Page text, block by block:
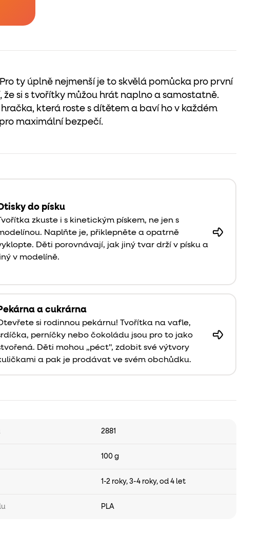
ty úplně nejmenší je to skvělá pomůcka pro první
si s tvořítky můžou hrát naplno a samostatně.
která roste s dítětem a baví ho v každém
maximální bezpečí.
do písku
zkuste i s kinetickým pískem, ne jen s
Naplňte je, přiklepněte a opatrně
Děti porovnávají, jak jiný tvar drží v písku a
v modelíně.
a cukrárna
si rodinnou pekárnu! Tvořítka na vafle,
perníčky nebo čokoládu jsou pro to jako
Děti mohou „péct", zdobit své výtvory
a pak je prodávat ve svém obchůdku.
2881
100 g
1-2 roky, 3-4 roky, od 4 let
PLA